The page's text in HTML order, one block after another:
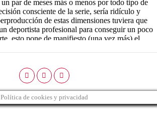
Política de cookies y privacidad